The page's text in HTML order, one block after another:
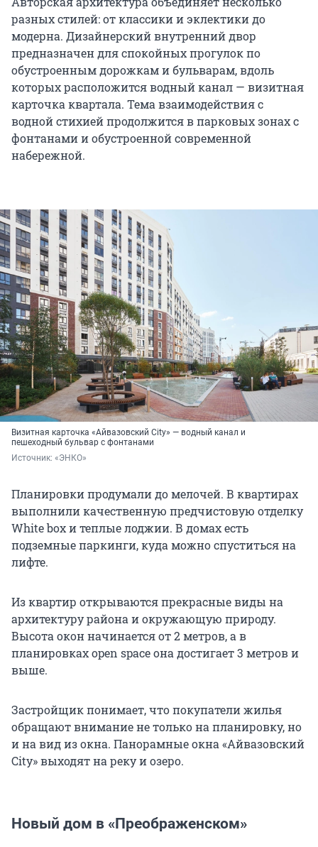
разных стилей: от классики и эклектики до
модерна. Дизайнерский внутренний двор
предназначен для спокойных прогулок по
обустроенным дорожкам и бульварам, вдоль
которых расположится водный канал — визитная
карточка квартала. Тема взаимодействия с
водной стихией продолжится в парковых зонах с
фонтанами и обустроенной современной
набережной.
Визитная карточка «Айвазовский City» — водный канал и
пешеходный бульвар с фонтанами
Источник: «ЭНКО»
Планировки продумали до мелочей. В квартирах
выполнили качественную предчистовую отделку
White box и теплые лоджии. В домах есть
подземные паркинги, куда можно спуститься на
лифте.
Из квартир открываются прекрасные виды на
архитектуру района и окружающую природу.
Высота окон начинается от 2 метров, а в
планировках open space она достигает 3 метров и
выше.
Застройщик понимает, что покупатели жилья
обращают внимание не только на планировку, но
и на вид из окна. Панорамные окна «Айвазовский
City» выходят на реку и озеро.
Новый дом в «Преображенском»